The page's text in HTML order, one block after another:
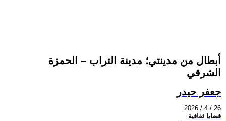
أبطال من مدينتي؛ مدينة التراب – الحمزة
الشرقي
جعفر حيدر
2026 / 4 / 26
قضايا ثقافية